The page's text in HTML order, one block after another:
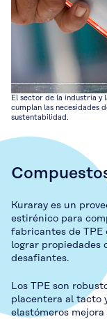
El sector de la industria y
cumplan las necesidades
sustentabilidad.
Kuraray es un
estirénico para
fabricantes de TPE
lograr propiedades
desafiantes.
Los TPE son
placentera al tacto
elastómeros